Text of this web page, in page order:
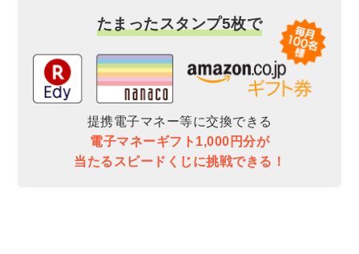
たまったスタンプ5枚で
提携電子マネー等に交換できる
電子マネーギフト1,000円分が
当たるスピードくじに挑戦できる！